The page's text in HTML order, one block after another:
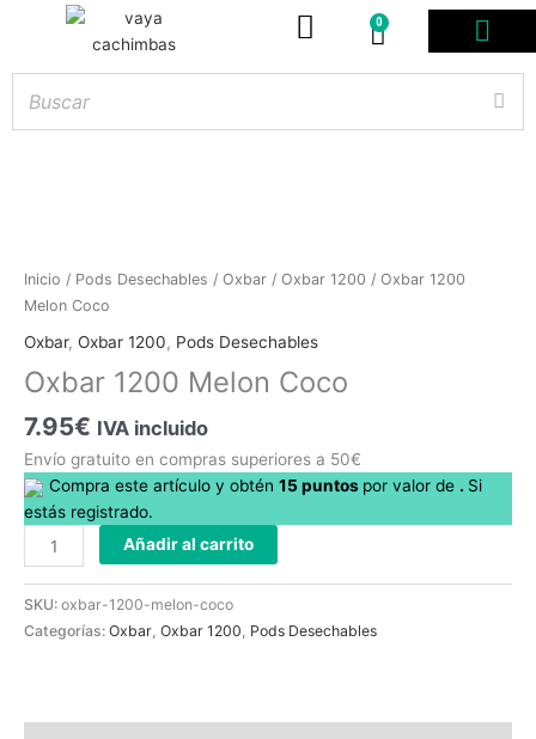
0
Carrito
Inicio / Pods Desechables / Oxbar / Oxbar 1200 / Oxbar 1200
Melon Coco
Oxbar, Oxbar 1200, Pods Desechables
Oxbar 1200 Melon Coco
7.95€ IVA incluido
Envío gratuito en compras superiores a 50€
Compra este artículo y obtén 15 puntos por valor de . Si
estás registrado.
Oxbar
1200
cantidad
Añadir al carrito
SKU: oxbar-1200-melon-coco
Categorías: Oxbar, Oxbar 1200, Pods Desechables